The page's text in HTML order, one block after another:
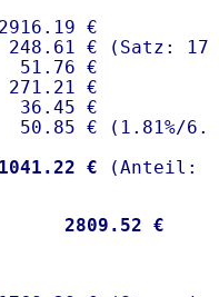
€
248.61 € (Satz:
51.76 €
€
36.45 €
€ ( 1.81%/
€
2809.52 €